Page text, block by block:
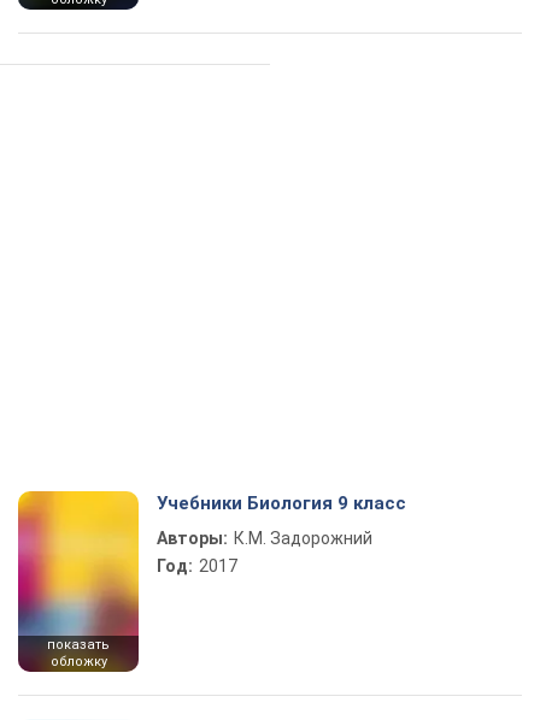
показать
обложку
Учебники Биология 9 класс
Авторы: К.М. Задорожний
Год: 2017